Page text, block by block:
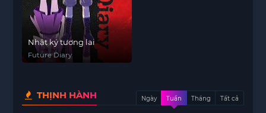
Nhật ký tương lai
Future Diary
THỊNH HÀNH Ngày Tuần Tháng Tất cả